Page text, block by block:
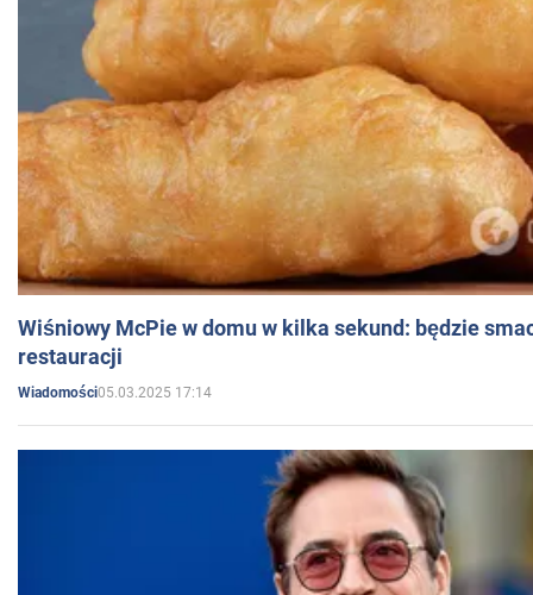
Wiśniowy McPie w domu w kilka sekund: będzie
restauracji
Wiadomości05.03.2025 17:14